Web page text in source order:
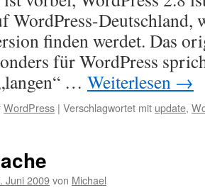
WordPress-Deutschland,
finden werdet. Das
für WordPress
… Weiterlesen →
WordPress | Verschlagwortet mit update,
Juni 2009von Michael